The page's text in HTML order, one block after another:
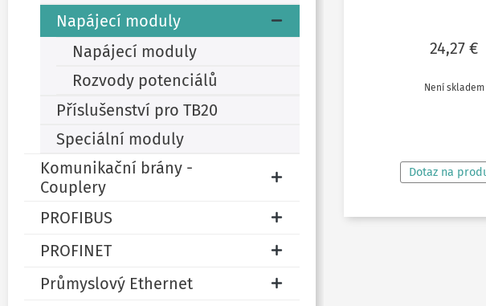
Napájecí moduly
Napájecí moduly
Rozvody potenciálů
Příslušenství pro TB20
Speciální moduly
Komunikační brány -
Couplery
PROFIBUS
PROFINET
Průmyslový Ethernet
24,27 €
Není skladem
Dotaz na